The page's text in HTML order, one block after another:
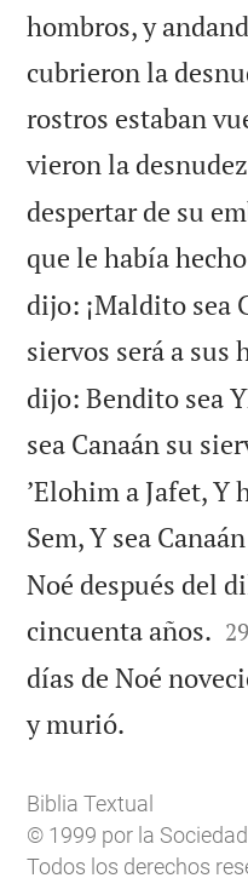
hombros, y
cubrieron la
rostros estaban
vieron la
despertar de su
que le había
dijo: ¡Maldito sea
siervos será a sus
dijo: Bendito sea
sea Canaán su
’Elohim a Jafet, Y
Sem, Y sea
Noé después del
cincuenta años. 

29
días de Noé
y murió.
Biblia Textual
© 1999 por la
Todos los derechos